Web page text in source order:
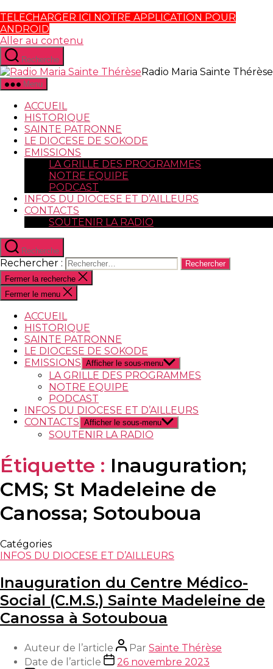
TELECHARGER ICI NOTRE APPLICATION POUR
ANDROID
Aller au contenu
Recherche
Radio Maria Sainte Thérèse
Menu
ACCUEIL
HISTORIQUE
SAINTE PATRONNE
LE DIOCESE DE SOKODE
EMISSIONS
LA GRILLE DES PROGRAMMES
NOTRE EQUIPE
PODCAST
INFOS DU DIOCESE ET D’AILLEURS
CONTACTS
SOUTENIR LA RADIO
Recherche
Rechercher :
Fermer la recherche
Fermer le menu
ACCUEIL
HISTORIQUE
SAINTE PATRONNE
LE DIOCESE DE SOKODE
EMISSIONS Afficher le sous-menu
LA GRILLE DES PROGRAMMES
NOTRE EQUIPE
PODCAST
INFOS DU DIOCESE ET D’AILLEURS
CONTACTS Afficher le sous-menu
SOUTENIR LA RADIO
Étiquette : Inauguration;
CMS; St Madeleine de
Canossa; Sotouboua
Catégories
INFOS DU DIOCESE ET D’AILLEURS
Inauguration du Centre Médico-
Social (C.M.S.) Sainte Madeleine de
Canossa à Sotouboua
Auteur de l’article Par Sainte Thérèse
Date de l’article
26 novembre 2023